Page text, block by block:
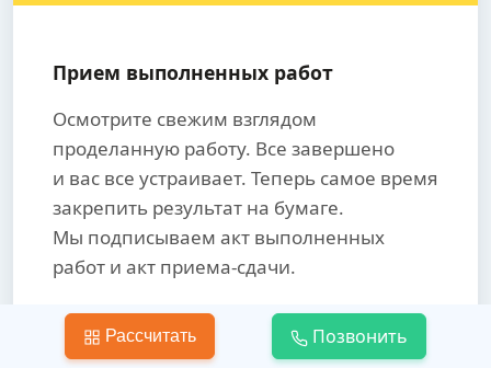
Прием выполненных работ
Осмотрите свежим взглядом
проделанную работу. Все завершено
и вас все устраивает. Теперь самое время
закрепить результат на бумаге.
Мы подписываем акт выполненных
работ и акт приема-сдачи.
Только после принятия работы,
производится окончательный расчет.
Рассчитать Позвонить